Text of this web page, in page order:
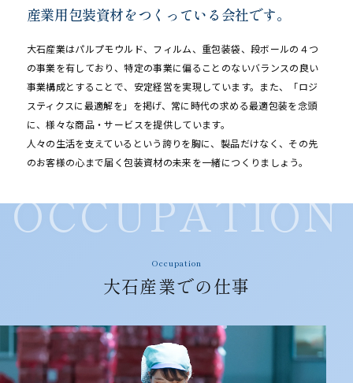
産業用包装資材をつくっている会社です。
大石産業はパルプモウルド、フィルム、重包装袋、段ボールの４つ
の事業を有しており、特定の事業に偏ることのないバランスの良い
事業構成とすることで、安定経営を実現しています。また、「ロジ
スティクスに最適解を」を掲げ、常に時代の求める最適包装を念頭
に、様々な商品・サービスを提供しています。
人々の生活を支えているという誇りを胸に、製品だけなく、その先
のお客様の心まで届く包装資材の未来を一緒につくりましょう。
Occupation
大石産業での仕事